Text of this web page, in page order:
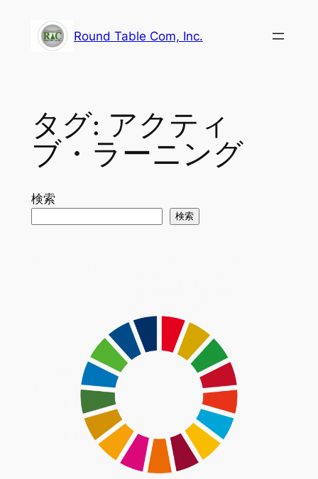
Round Table Com, Inc.
タグ: アクティ
ブ・ラーニング
検索
検索